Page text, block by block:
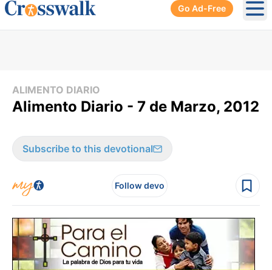
Go Ad-Free
ALIMENTO DIARIO
Alimento Diario - 7 de Marzo, 2012
Subscribe to this devotional
Follow devo